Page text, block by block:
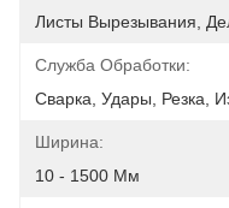
Листы Вырезывания,
Служба Обработки:
Сварка, Удары, Резка,
Ширина:
10 - 1500 Мм